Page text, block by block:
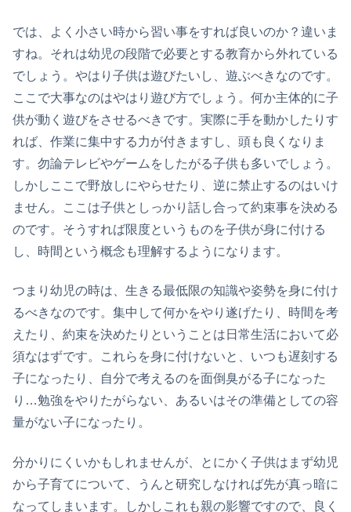
では、よく小さい時から習い事をすれば良いのか？違いま
すね。それは幼児の段階で必要とする教育から外れている
でしょう。やはり子供は遊びたいし、遊ぶべきなのです。
ここで大事なのはやはり遊び方でしょう。何か主体的に子
供が動く遊びをさせるべきです。実際に手を動かしたりす
れば、作業に集中する力が付きますし、頭も良くなりま
す。勿論テレビやゲームをしたがる子供も多いでしょう。
しかしここで野放しにやらせたり、逆に禁止するのはいけ
ません。ここは子供としっかり話し合って約束事を決める
のです。そうすれば限度というものを子供が身に付ける
し、時間という概念も理解するようになります。
つまり幼児の時は、生きる最低限の知識や姿勢を身に付け
るべきなのです。集中して何かをやり遂げたり、時間を考
えたり、約束を決めたりということは日常生活において必
須なはずです。これらを身に付けないと、いつも遅刻する
子になったり、自分で考えるのを面倒臭がる子になった
り…勉強をやりたがらない、あるいはその準備としての容
量がない子になったり。
分かりにくいかもしれませんが、とにかく子供はまず幼児
から子育てについて、うんと研究しなければ先が真っ暗に
なってしまいます。しかしこれも親の影響ですので、良く